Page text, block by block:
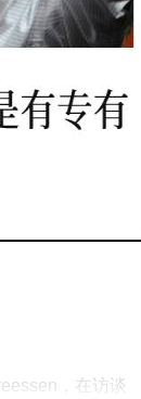
，在访谈